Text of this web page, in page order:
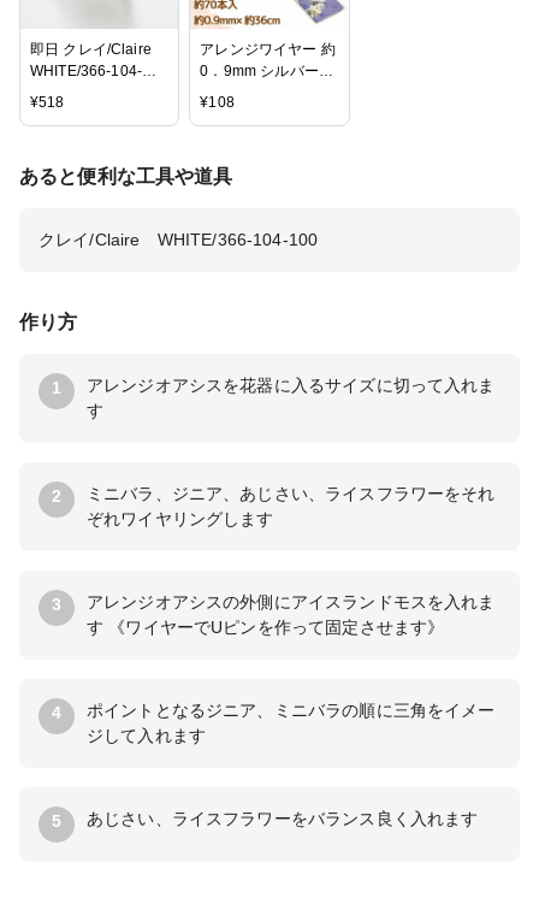
即日 クレイ/Claire
WHITE/366-104-
¥518
アレンジワイヤー 約
0．9mm シルバー
¥108
作り方
1
アレンジオアシスを花器に入るサイズに切って入れま
す
2
ミニバラ、ジニア、あじさい、ライスフラワーをそれ
ぞれワイヤリングします
3
アレンジオアシスの外側にアイスランドモスを入れま
す 《ワイヤーでUピンを作って固定させます》
4
ポイントとなるジニア、ミニバラの順に三角をイメー
ジして入れます
5 あじさい、ライスフラワーをバランス良く入れます
あると便利な工具や道具
クレイ/Claire WHITE/366-104-100